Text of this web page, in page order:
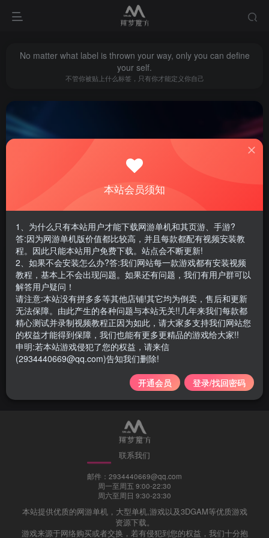
No matter what label is thrown your way, only you can define
your self.
不管你被贴上什么标签，只有你才能定义你自己
排序 更新 浏览 点赞 评论
089 | 宝端 永恒之塔6.9 一键
端 +Gm修改【包含露娜币+荣
誉点军衔等修改】及安装视频
教程游戏类 网游单机
联系我们
邮件：2934440669@qq.com
周一至周五 9:00-22:30
周六至周日 9:30-23:30
本站提供优质的网游单机，大型单机,游戏以及3DGAM等优质游戏
资源下载。
游戏来源于网络购买或者交换，若有侵犯到您的权益，我们十分抱
本站会员须知
1、为什么只有本站用户才能下载网游单机和其页游、手游?
答:因为网游单机版价值都比较高，并且每款都配有视频安装教
程。因此只能本站用户免费下载。站点会不断更新!
2、如果不会安装怎么办?答:我们网站每一款游戏都有安装视频
教程，基本上不会出现问题。如果还有问题，我们有用户群可以
解答用户疑问！
请注意:本站没有拼多多等其他店铺!其它均为倒卖，售后和更新
无法保障。由此产生的各种问题与本站无关!!几年来我们每款都
精心测试并录制视频教程正因为如此，请大家多支持我们网站您
的权益才能得到保障，我们也能有更多更精品的游戏给大家!!
申明:若本站游戏侵犯了您的权益，请来信
(2934440669@qq.com)告知我们删除!
开通会员 登录/找回密码